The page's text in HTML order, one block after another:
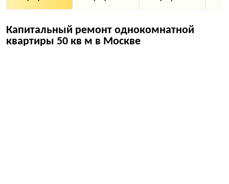
Капитальный ремонт однокомнатной
квартиры 50 кв м в Москве